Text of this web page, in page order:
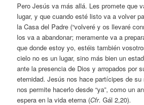
Pero Jesús va más allá. Les promete que
lugar, y que cuando esté listo va a volver
la Casa del Padre (“volveré y os llevaré
los va a abandonar; meramente va a
que donde estoy yo, estéis también
cielo no es un lugar, sino más bien un
ante la presencia de Dios y arropados por
eternidad. Jesús nos hace partícipes de su
nos permite hacerlo desde “ya”, como un
espera en la vida eterna (Cfr. Gál 2,20).